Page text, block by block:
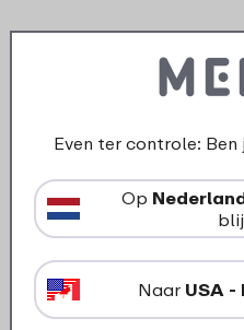
Deksel
2000 / 3000
Even ter controle:
Op
Naar USA -